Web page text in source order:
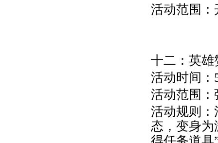
活动范围：
十二： 英雄
活动时间：
活动范围
活动规则
态，变身